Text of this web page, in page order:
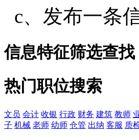
c、发布一条
信息特征筛选查找
热门职位搜索
文员 会计 收银 行政 财务 建筑 教师
子 机械 老师 幼师 仓管 出纳 客服 质